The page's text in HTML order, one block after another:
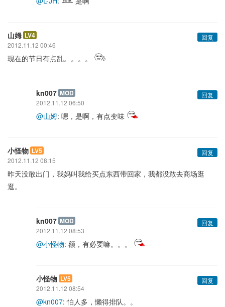
山姆 LV4
回复
2012.11.12 00:46
现在的节日有点乱。。。。
kn007 MOD
回复
2012.11.12 06:50
@山姆: 嗯，是啊，有点变味
小怪物 LV5
回复
2012.11.12 08:15
昨天没敢出门，我妈叫我给买点东西带回家，我都没敢去商场逛
逛。
kn007 MOD
回复
2012.11.12 08:53
@小怪物: 额，有必要嘛。。。
小怪物 LV5
回复
2012.11.12 08:54
@kn007: 怕人多，懒得排队。。